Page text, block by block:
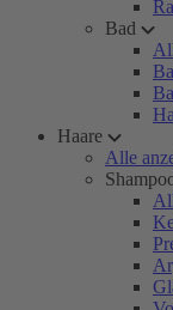
Bad
Haare
Alle